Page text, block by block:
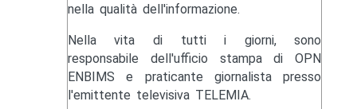
nella qualità dell'informazione.
Nella vita di tutti i giorni, sono
responsabile dell'ufficio stampa di OPN
ENBIMS e praticante giornalista presso
l'emittente televisiva TELEMIA.